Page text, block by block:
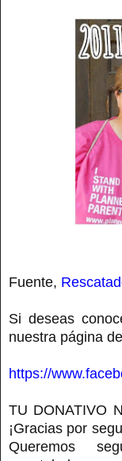
Fuente,
Si deseas
nuestra página
https://
TU DONATIVO
¡Gracias por
Queremos